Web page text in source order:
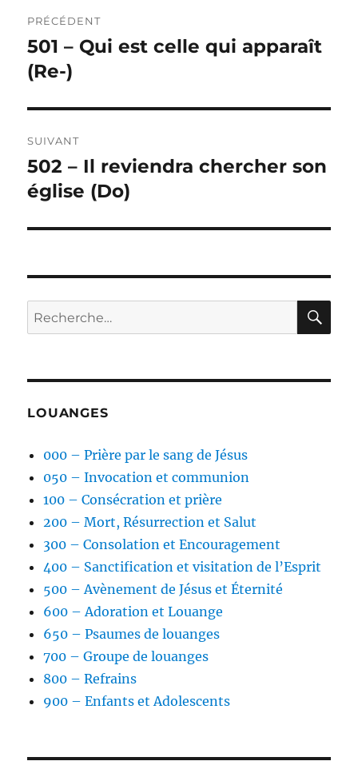
de
l’article
PRÉCÉDENT
Publication
précédente :
501 – Qui est celle qui apparaît
(Re-)
SUIVANT
Publication
suivante :
502 – Il reviendra chercher son
église (Do)
Recherche
pour :
LOUANGES
000 – Prière par le sang de Jésus
050 – Invocation et communion
100 – Consécration et prière
200 – Mort, Résurrection et Salut
300 – Consolation et Encouragement
400 – Sanctification et visitation de l’Esprit
500 – Avènement de Jésus et Éternité
600 – Adoration et Louange
650 – Psaumes de louanges
700 – Groupe de louanges
800 – Refrains
900 – Enfants et Adolescents